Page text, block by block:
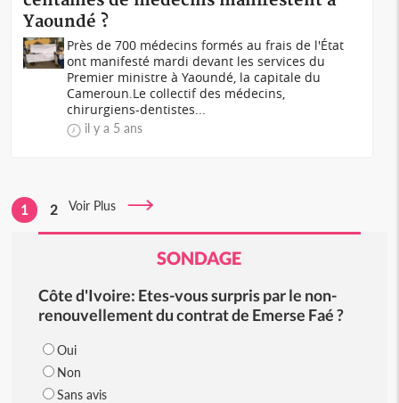
Yaoundé ?
Près de 700 médecins formés au frais de l'État
ont manifesté mardi devant les services du
Premier ministre à Yaoundé, la capitale du
Cameroun.Le collectif des médecins,
chirurgiens-dentistes...
il y a 5 ans
1 2 Voir Plus
SONDAGE
Côte d'Ivoire: Etes-vous surpris par le non-
renouvellement du contrat de Emerse Faé ?
Oui
Non
Sans avis